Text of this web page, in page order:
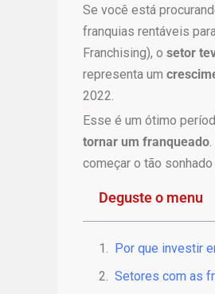
Se você está
franquias rentáveis
Franchising), o setor
representa um
2022.
D
e
Esse é um ótimo
tornar um franqueado
começar o tão sonhado
Deguste o menu
Por que investir
Setores com as